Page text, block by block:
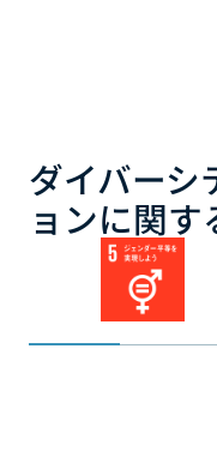
ダイバーシ
ョンに関